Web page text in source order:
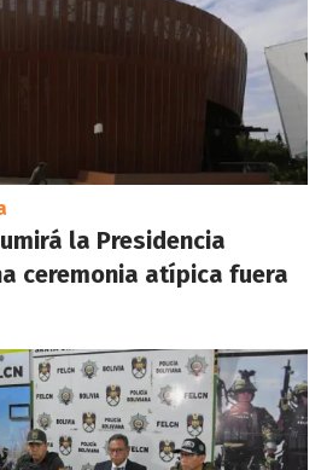
la Presidencia
ceremonia atípica fuera